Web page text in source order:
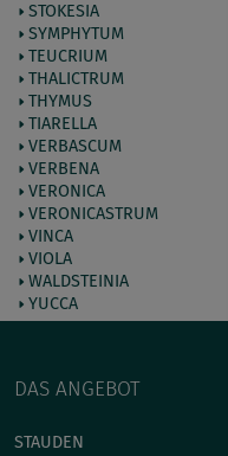
STOKESIA
SYMPHYTUM
TEUCRIUM
THALICTRUM
THYMUS
TIARELLA
VERBASCUM
VERBENA
VERONICA
VERONICASTRUM
VINCA
VIOLA
WALDSTEINIA
YUCCA
DAS ANGEBOT
STAUDEN